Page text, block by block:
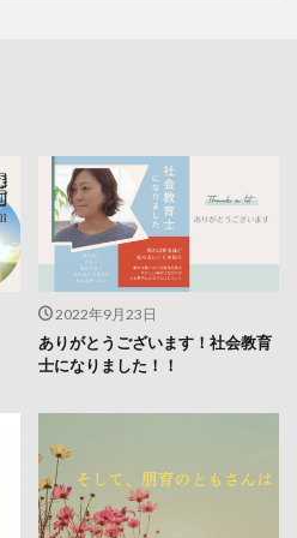
2022年9月23日
ありがとうございます！社会教育
士になりました！！